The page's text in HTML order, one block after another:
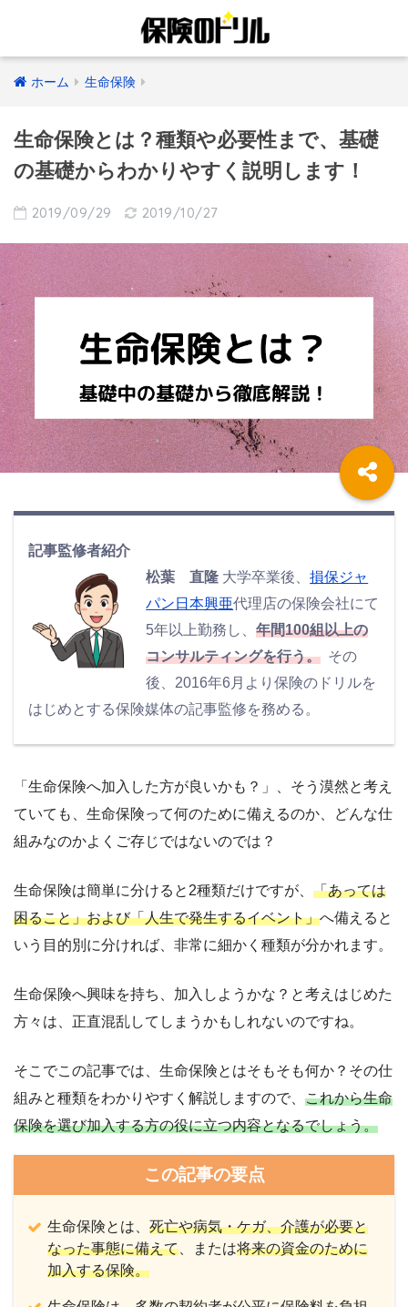
ホーム 生命保険
生命保険とは？種類や必要性まで、基礎
の基礎からわかりやすく説明します！
2019/09/29 2019/10/27
記事監修者紹介
松葉 直隆 大学卒業後、損保ジャ
パン日本興亜代理店の保険会社にて
5年以上勤務し、年間100組以上の
コンサルティングを行う。 その
後、2016年6月より保険のドリルを
はじめとする保険媒体の記事監修を務める。
「生命保険へ加入した方が良いかも？」、そう漠然と考え
ていても、生命保険って何のために備えるのか、どんな仕
組みなのかよくご存じではないのでは？
生命保険は簡単に分けると2種類だけですが、 「あっては
困ること」および「人生で発生するイベント」へ備えると
いう目的別に分ければ、非常に細かく種類が分かれます。
生命保険へ興味を持ち、加入しようかな？と考えはじめた
方々は、正直混乱してしまうかもしれないのですね。
そこでこの記事では、生命保険とはそもそも何か？その仕
組みと種類をわかりやすく解説しますので、 これから生命
保険を選び加入する方の役に立つ内容となるでしょう。
この記事の要点
生命保険とは、死亡や病気・ケガ、介護が必要と
なった事態に備えて 、または将来の資金のために
加入する保険。